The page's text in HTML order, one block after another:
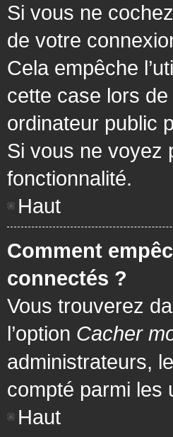
Si vous ne
de votre
Cela empêche
cette case lors
ordinateur public
Si vous ne voyez
fonctionnalité.
Haut
Comment
connectés ?
Vous trouverez
l’option Cacher
administrateurs,
compté parmi les
Haut